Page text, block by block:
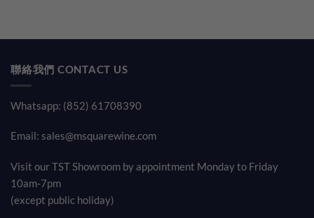
聯絡我們 CONTACT US
Whatsapp: (852) 61708390
Email: sales@msquarewine.com
Visit our TST Showroom by appointment Monday to Friday
10am-7pm
(except public holiday)